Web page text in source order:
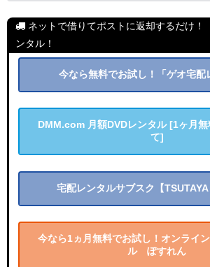
ネットで借りてポストに返却するだけ
ンタル！
今なら無料でお試し！「ゲオ宅配
DMM.com 月額DVDレンタル [1ヶ月
て]
宅配レンタルサブスク【TSUTAYA
今なら1ヵ月無料でお試し！オンライ
ル ぽすれん